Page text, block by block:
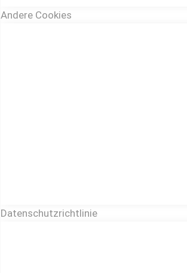
Andere Cookies
Datenschutzrichtlinie